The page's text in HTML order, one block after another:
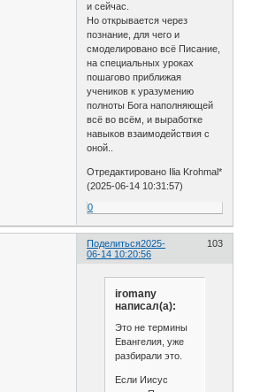
и сейчас.
Но открывается через
познание, для чего и
смоделировано всё Писание,
на специальных уроках
пошагово приближая
учеников к уразумению
полноты Бога наполняющей
всё во всём, и выработке
навыков взаимодействия с
оной..
Отредактировано Ilia Krohmal*
(2025-06-14 10:31:57)
0
Поделиться 103
2025-
06-14 10:20:56
iromany
написал(а):
Это не термины
Евангелия, уже
разбирали это.
Если Иисус